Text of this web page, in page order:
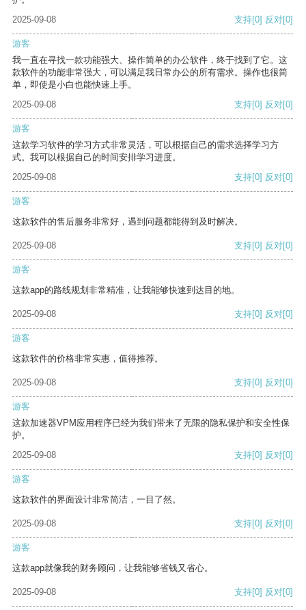
2025-09-08
支持[0] 反对[0]
游客
我一直在寻找一款功能强大、操作简单的办公软件，终于找到了它。这
款软件的功能非常强大，可以满足我日常办公的所有需求。操作也很简
单，即使是小白也能快速上手。
2025-09-08
支持[0] 反对[0]
游客
这款学习软件的学习方式非常灵活，可以根据自己的需求选择学习方
式。我可以根据自己的时间安排学习进度。
2025-09-08
支持[0] 反对[0]
游客
这款软件的售后服务非常好，遇到问题都能得到及时解决。
2025-09-08 支持[0] 反对[0]
游客
这款app的路线规划非常精准，让我能够快速到达目的地。
2025-09-08 支持[0] 反对[0]
游客
这款软件的价格非常实惠，值得推荐。
2025-09-08 支持[0] 反对[0]
游客
这款加速器VPM应用程序已经为我们带来了无限的隐私保护和安全性保
护。
2025-09-08
支持[0] 反对[0]
游客
这款软件的界面设计非常简洁，一目了然。
2025-09-08 支持[0] 反对[0]
游客
这款app就像我的财务顾问，让我能够省钱又省心。
2025-09-08 支持[0] 反对[0]